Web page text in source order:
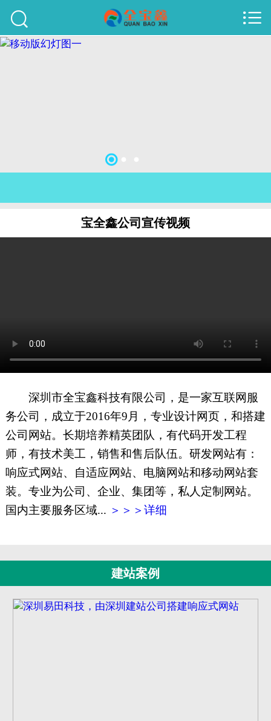
关于我们
联系我们
51La
XML地图


宝全鑫公司宣传视频
深圳市全宝鑫科技有限公司，是一家互联网服
务公司，成立于2016年9月，专业设计网页，和搭建
公司网站。长期培养精英团队，有代码开发工程
师，有技术美工，销售和售后队伍。研发网站有：
响应式网站、自适应网站、电脑网站和移动网站套
装。专业为公司、企业、集团等，私人定制网站。
国内主要服务区域... ＞＞＞详细
建站案例